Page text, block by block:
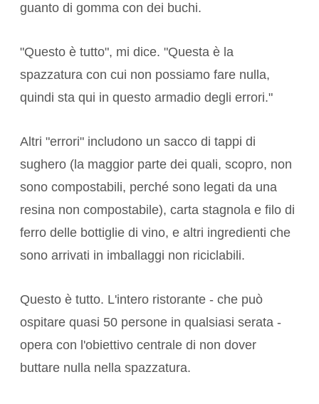
guanto di gomma con dei buchi.
"Questo è tutto", mi dice. "Questa è la
spazzatura con cui non possiamo fare nulla,
quindi sta qui in questo armadio degli errori."
Altri "errori" includono un sacco di tappi di
sughero (la maggior parte dei quali, scopro, non
sono compostabili, perché sono legati da una
resina non compostabile), carta stagnola e filo di
ferro delle bottiglie di vino, e altri ingredienti che
sono arrivati in imballaggi non riciclabili.
Questo è tutto. L'intero ristorante - che può
ospitare quasi 50 persone in qualsiasi serata -
opera con l'obiettivo centrale di non dover
buttare nulla nella spazzatura.